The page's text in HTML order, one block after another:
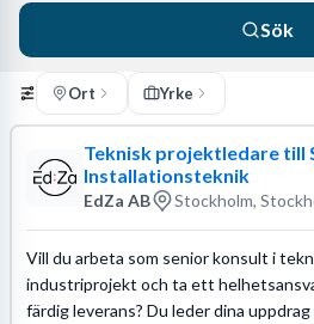
Sök
Ort Yrke
Teknisk projektledare till
Installationsteknik
EdZa AB Stockholm,
Vill du arbeta som senior konsult i
industriprojekt och ta ett
färdig leverans? Du leder dina